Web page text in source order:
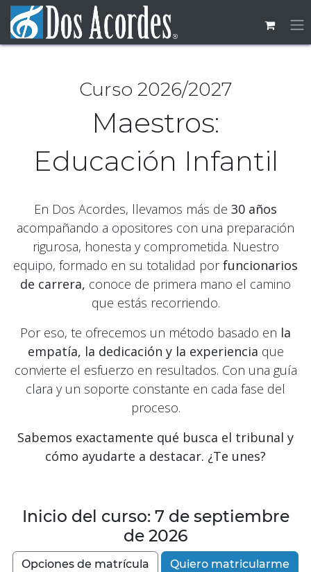
Skip to Content
Curso 2026/​2027
Maestros:
Educación Infantil
En Dos Acordes, llevamos más de 30 años
acompañando a opositores con una preparación
rigurosa, honesta y comprometida. Nuestro
equipo, formado en su totalidad porfuncionarios
de carrera, conoce de primera mano el camino
que estás recorriendo.
Por eso, te ofrecemos un método basado en la
empatía, la dedicación y la experiencia que
convierte el esfuerzo en resultados. Con una guía
clara y un soporte constante en cada fase del
proceso.
Sabemos exactamente qué busca el tribunal y
cómo ayudarte a destacar. ¿Te unes?
Inicio del curso: 7 de septiembre
de 2026
Opcione​​s de matríc​​ula Quiero matricularme